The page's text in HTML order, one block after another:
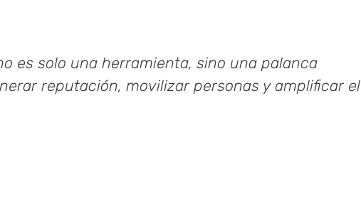
es solo una herramienta, sino una palanca
reputación, movilizar personas y amplificar el